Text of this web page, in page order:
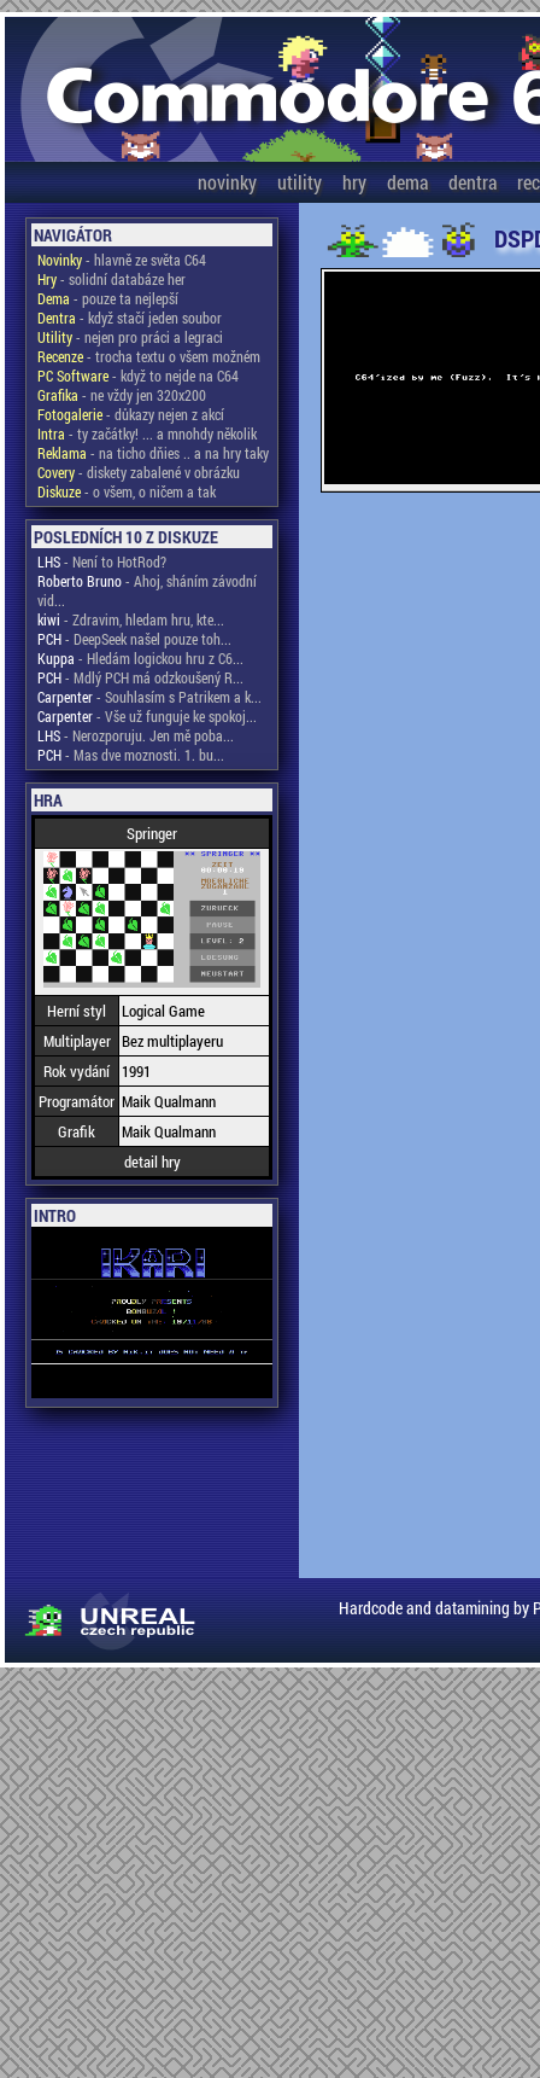
novinky utility hry dema dentra
NAVIGÁTOR
Novinky- hlavně ze světa C64
Hry- solidní databáze her
Dema - pouze ta nejlepší
Dentra - když stačí jeden soubor
Utility- nejen pro práci a legraci
Recenze- trocha textu o všem možném
PC Software- když to nejde na C64
Grafika - ne vždy jen 320x200
Fotogalerie- důkazy nejen z akcí
Intra - ty začátky! ... a mnohdy několik
Reklama - na ticho dňies .. a na hry taky
Covery- diskety zabalené v obrázku
Diskuze- o všem, o ničem a tak
POSLEDNÍCH 10 Z DISKUZE
LHS- Není to HotRod?
Roberto Bruno- Ahoj, sháním závodní
vid...
kiwi - Zdravim, hledam hru, kte...
PCH- DeepSeek našel pouze toh...
Kuppa - Hledám logickou hru z C6...
PCH- Mdlý PCH má odzkoušený R...
Carpenter- Souhlasím s Patrikem a k...
Carpenter- Vše už funguje ke spokoj...
LHS- Nerozporuju. Jen mě poba...
PCH- Mas dve moznosti. 1. bu...
HRA
Springer
Herní styl
Logical Game
Multiplayer Bez multiplayeru
Rok vydání
1991
Programátor Maik Qualmann
Grafik
Maik Qualmann
detail hry
INTRO
Hardcode and datamining by